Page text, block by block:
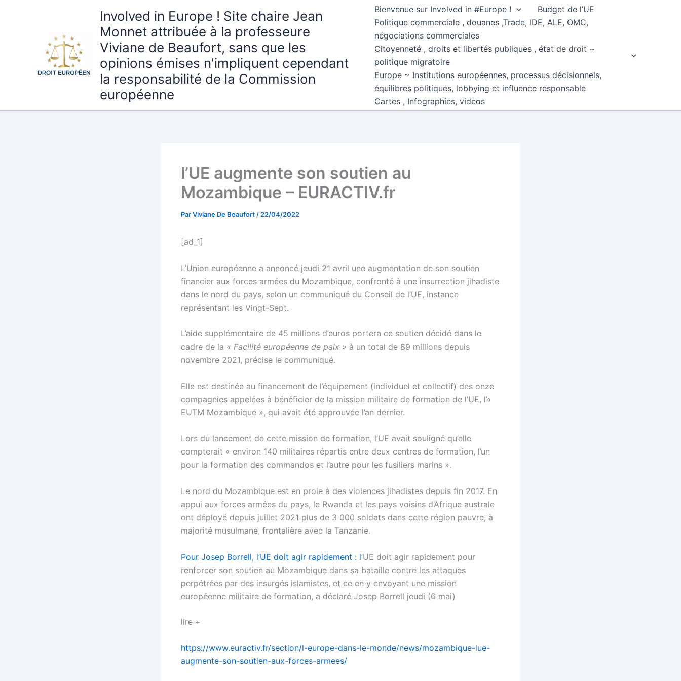
Involved in Europe ! Site chaire Jean
Monnet attribuée à la professeure
Viviane de Beaufort, sans que les
opinions émises n'impliquent cependant
la responsabilité de la Commission
européenne
Bienvenue sur Involved in #Europe !
Budget de l’UE
Politique commerciale , douanes ,Trade, IDE, ALE, OMC,
négociations commerciales
Citoyenneté , droits et libertés publiques , état de droit ~
politique migratoire
Europe ~ Institutions européennes, processus décisionnels,
équilibres politiques, lobbying et influence responsable
Cartes , Infographies, videos
l’UE augmente son soutien au
Mozambique – EURACTIV.fr
ParViviane De Beaufort / 22/04/2022
[ad_1]
L’Union européenne a annoncé jeudi 21 avril une augmentation de son soutien
financier aux forces armées du Mozambique, confronté à une insurrection jihadiste
dans le nord du pays, selon un communiqué du Conseil de l’UE, instance
représentant les Vingt-Sept.
L’aide supplémentaire de 45 millions d’euros portera ce soutien décidé dans le
cadre de la « Facilité européenne de paix » à un total de 89 millions depuis
novembre 2021, précise le communiqué.
Elle est destinée au financement de l’équipement (individuel et collectif) des onze
compagnies appelées à bénéficier de la mission militaire de formation de l’UE, l’«
EUTM Mozambique », qui avait été approuvée l’an dernier.
Lors du lancement de cette mission de formation, l’UE avait souligné qu’elle
compterait « environ 140 militaires répartis entre deux centres de formation, l’un
pour la formation des commandos et l’autre pour les fusiliers marins ».
Le nord du Mozambique est en proie à des violences jihadistes depuis fin 2017. En
appui aux forces armées du pays, le Rwanda et les pays voisins d’Afrique australe
ont déployé depuis juillet 2021 plus de 3 000 soldats dans cette région pauvre, à
majorité musulmane, frontalière avec la Tanzanie.
Pour Josep Borrell, l’UE doit agir rapidement : l’UE doit agir rapidement pour
renforcer son soutien au Mozambique dans sa bataille contre les attaques
perpétrées par des insurgés islamistes, et ce en y envoyant une mission
européenne militaire de formation, a déclaré Josep Borrell jeudi (6 mai)
lire +
https://www.euractiv.fr/section/l-europe-dans-le-monde/news/mozambique-lue-
augmente-son-soutien-aux-forces-armees/